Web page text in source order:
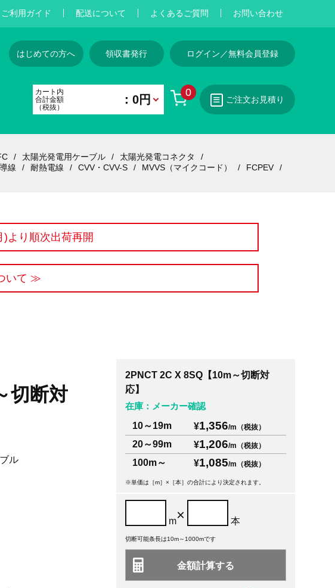
ご利用ガイド 配送について よくあるご質問 お問い合わせ
はじめての方へ 領収書発行 ログイン／無料会員登録
0
カート内
合計金額
（税抜）
：0円 ご注文お見積り
太陽光発電用ケーブル
太陽光発電コネクタ
線 耐熱電線 CVV・CVV-S MVVS（マイクコード）
FCPEV
より順次出荷再開
いて ≫
切断対
ル
2PNCT 2C X 8SQ【10m～切断対
応】
在庫：メーカー確認
10～19m
¥1,356/m（税抜）
20～99m ¥1,206/m（税抜）
100m～ ¥1,085/m（税抜）
※単価は［m］×［本］の合計により決定されます。
m× 本
切断可能条長は10m～1000mです